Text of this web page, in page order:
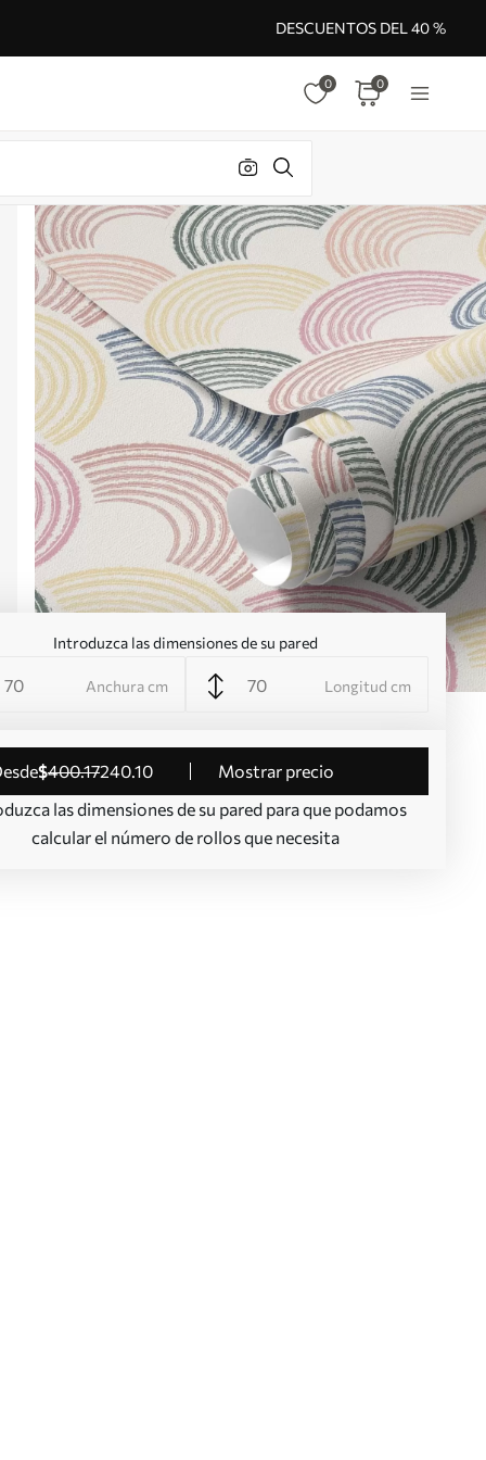
DESCUENTOS DEL 40 %
0 0
Introduzca las dimensiones de su pared
Anchura cm Longitud cm
desde$400.17240.10
Mostrar precio
las dimensiones de su pared para que podamos
calcular el número de rollos que necesita